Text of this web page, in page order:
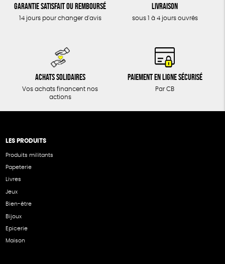
Garantie satisfait ou remboursé
14 jours pour changer d'avis
Livraison
sous 1 à 4 jours ouvrés
Achats solidaires
Vos achats financent nos
actions
Paiement en ligne sécurisé
Par CB
LES PRODUITS
Produits militants
Papeterie
Livres
Jeux
Bien-être
Bijoux
Epicerie
Maison